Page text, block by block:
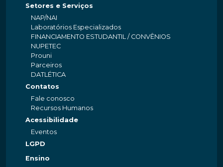
Setores e Serviços
NAP/NAI
Laboratórios Especializados
FINANCIAMENTO ESTUDANTIL / CONVÊNIOS
NUPETEC
Prouni
Parceiros
DATLÉTICA
Contatos
Fale conosco
Recursos Humanos
Acessibilidade
Eventos
LGPD
Ensino